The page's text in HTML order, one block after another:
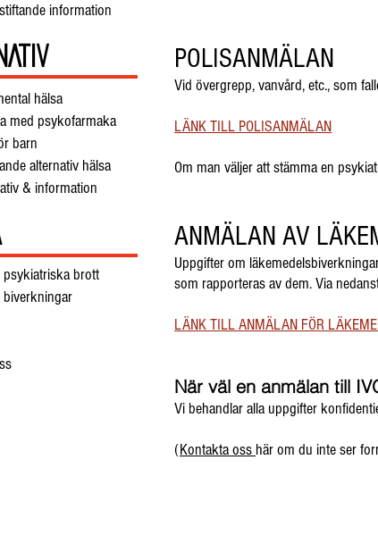
information
hälsa
med psykofarmaka
barn
alternativ hälsa
& information
psykiatriska brott
biverkningar
POLISANMÄLAN
Vid övergrepp, vanvård, etc., som
LÄNK TILL POLISANMÄLAN
Om man väljer att stämma en
ANMÄLAN AV
Uppgifter om
som rapporteras av dem. Via
LÄNK TILL ANMÄLAN FÖR
När väl en anmälan till
Vi behandlar alla uppgifter
(Kontakta oss här om du inte ser